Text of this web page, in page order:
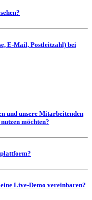
E-Mail, Postleitzahl) bei
und unsere Mitarbeitenden
möchten?
Live-Demo vereinbaren?